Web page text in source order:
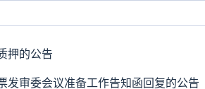
押的公告
发审委会议准备工作告知函回复的公告